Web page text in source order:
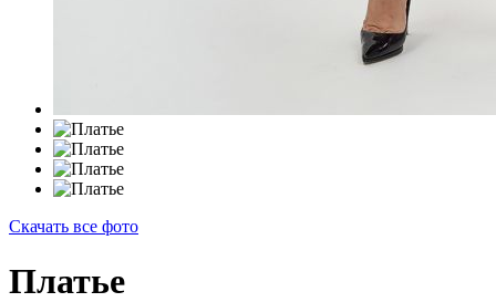
Скачать все фото
Платье